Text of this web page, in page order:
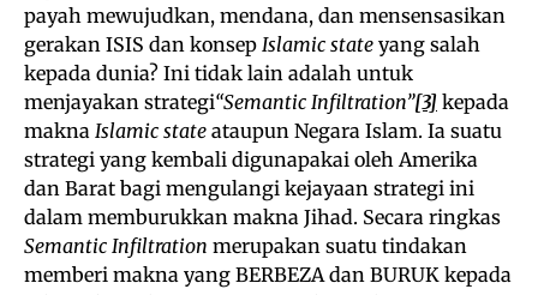
payah mewujudkan, mendana, dan mensensasikan
gerakan ISIS dan konsep Islamic state yang salah
kepada dunia? Ini tidak lain adalah untuk
menjayakan strategi“Semantic Infiltration”[3] kepada
makna Islamic state ataupun Negara Islam. Ia suatu
strategi yang kembali digunapakai oleh Amerika
dan Barat bagi mengulangi kejayaan strategi ini
dalam memburukkan makna Jihad. Secara ringkas
Semantic Infiltration merupakan suatu tindakan
memberi makna yang BERBEZA dan BURUK kepada